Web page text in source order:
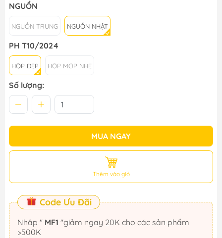
NGUỒN
NGUỒN TRUNG NGUỒN NHẬT
PH T10/2024
HỘP ĐẸP HỘP MÓP NHẸ
Số lượng:
MUA NGAY
Thêm vào giỏ
Code Ưu Đãi
Nhập " MF1
>500K